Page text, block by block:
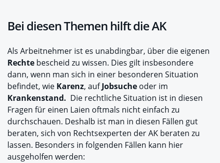
Bei diesen Themen hilft die AK
Als Arbeitnehmer ist es unabdingbar, über die eigenen
Rechte bescheid zu wissen. Dies gilt insbesondere
dann, wenn man sich in einer besonderen Situation
befindet, wie Karenz, aufJobsuche oder im
Krankenstand. Die rechtliche Situation ist in diesen
Fragen für einen Laien oftmals nicht einfach zu
durchschauen. Deshalb ist man in diesen Fällen gut
beraten, sich von Rechtsexperten der AK beraten zu
lassen. Besonders in folgenden Fällen kann hier
ausgeholfen werden: